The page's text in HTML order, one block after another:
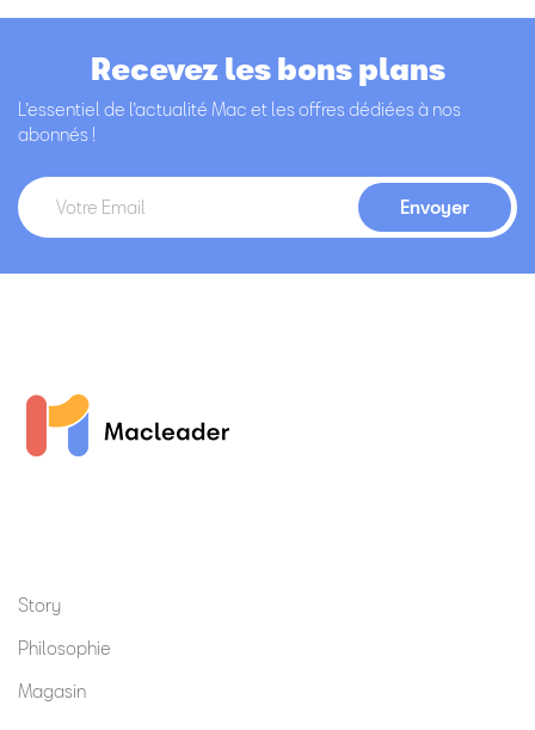
Recevez les bons plans
L’essentiel de l’actualité Mac et les offres dédiées à nos
abonnés !
Story
Philosophie
Magasin